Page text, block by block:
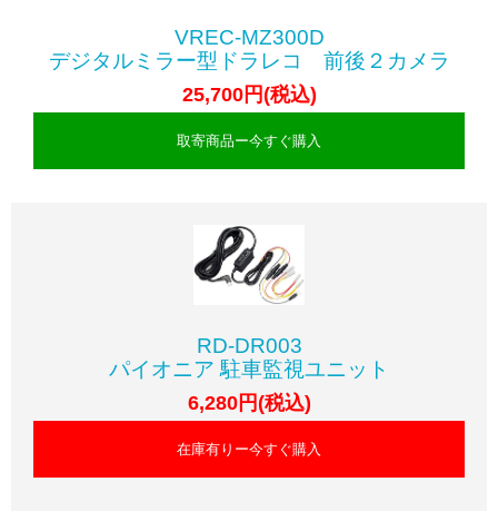
VREC-MZ300D
デジタルミラー型ドラレコ 前後２カメラ
25,700円(税込)
取寄商品ー今すぐ購入
RD-DR003
パイオニア 駐車監視ユニット
6,280円(税込)
在庫有りー今すぐ購入